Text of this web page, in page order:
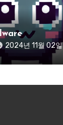
2024년 11월 02일